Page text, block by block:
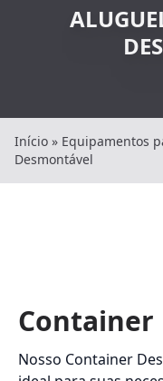
Início » Equipamentos
Desmontável
Container
Nosso Container